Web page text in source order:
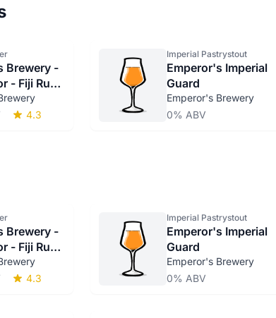
Brewery -
- Fiji Rum
4.3
Imperial Pastrystout
Emperor's Imperial
Guard
Emperor's Brewery
0% ABV
Brewery -
- Fiji Rum
4.3
Imperial Pastrystout
Emperor's Imperial
Guard
Emperor's Brewery
0% ABV